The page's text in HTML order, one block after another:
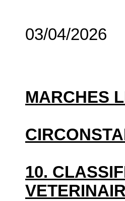
03/04/2026
MARCHES
10.